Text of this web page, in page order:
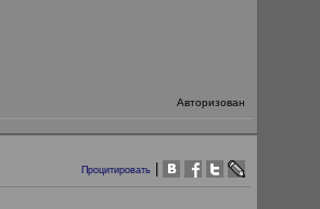
Авторизован
Процитировать